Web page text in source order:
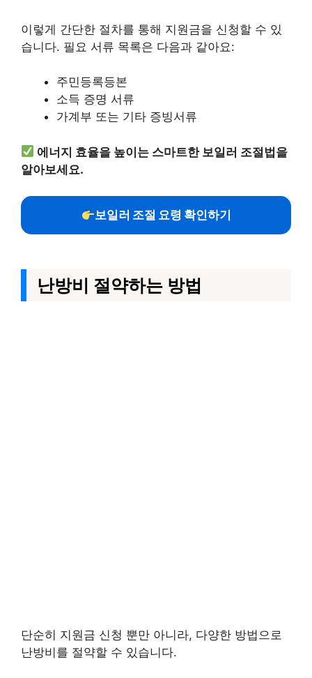
이렇게 간단한 절차를 통해 지원금을 신청할 수 있
습니다. 필요 서류 목록은 다음과 같아요:
주민등록등본
소득 증명 서류
가계부 또는 기타 증빙서류
에너지 효율을 높이는 스마트한 보일러 조절법을
알아보세요.
보일러 조절 요령 확인하기
난방비 절약하는 방법
단순히 지원금 신청 뿐만 아니라, 다양한 방법으로
난방비를 절약할 수 있습니다.